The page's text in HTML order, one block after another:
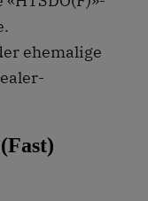
ehemalige